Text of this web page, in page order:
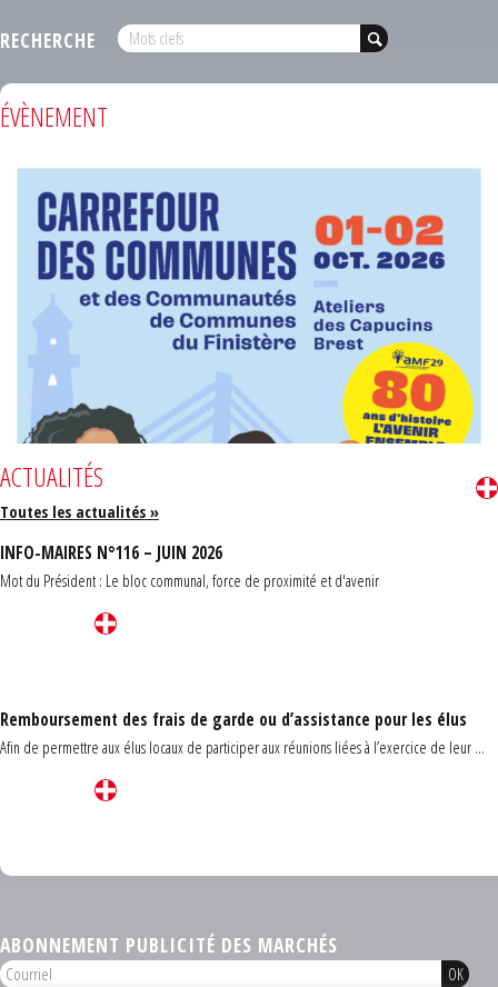
RECHERCHE
ÉVÈNEMENT
ACTUALITÉS
Toutes les actualités »
INFO-MAIRES N°116 – JUIN 2026
Mot du Président : Le bloc communal, force de proximité et d'avenir
Remboursement des frais de garde ou d’assistance pour les élus
Afin de permettre aux élus locaux de participer aux réunions liées à l’exercice de leur ...
ABONNEMENT PUBLICITÉ DES MARCHÉS